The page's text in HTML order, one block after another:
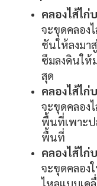
คลองไส้ไ
จะขุดคลอง
ชันให้ลงมา
ซึมลงดินให้
สุด
คลองไส้ไ
จะขุดคลอง
พื้นที่เพาะป
พื้นที่
คลองไส้ไ
จะขุดคลอง
ไหลแบบเค